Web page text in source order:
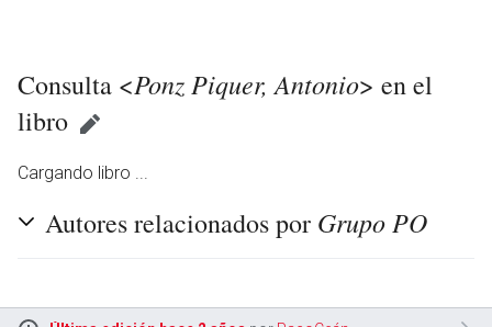
Consulta <Ponz Piquer, Antonio> en el
libro
Cargando libro ...
Autores relacionados por Grupo PO